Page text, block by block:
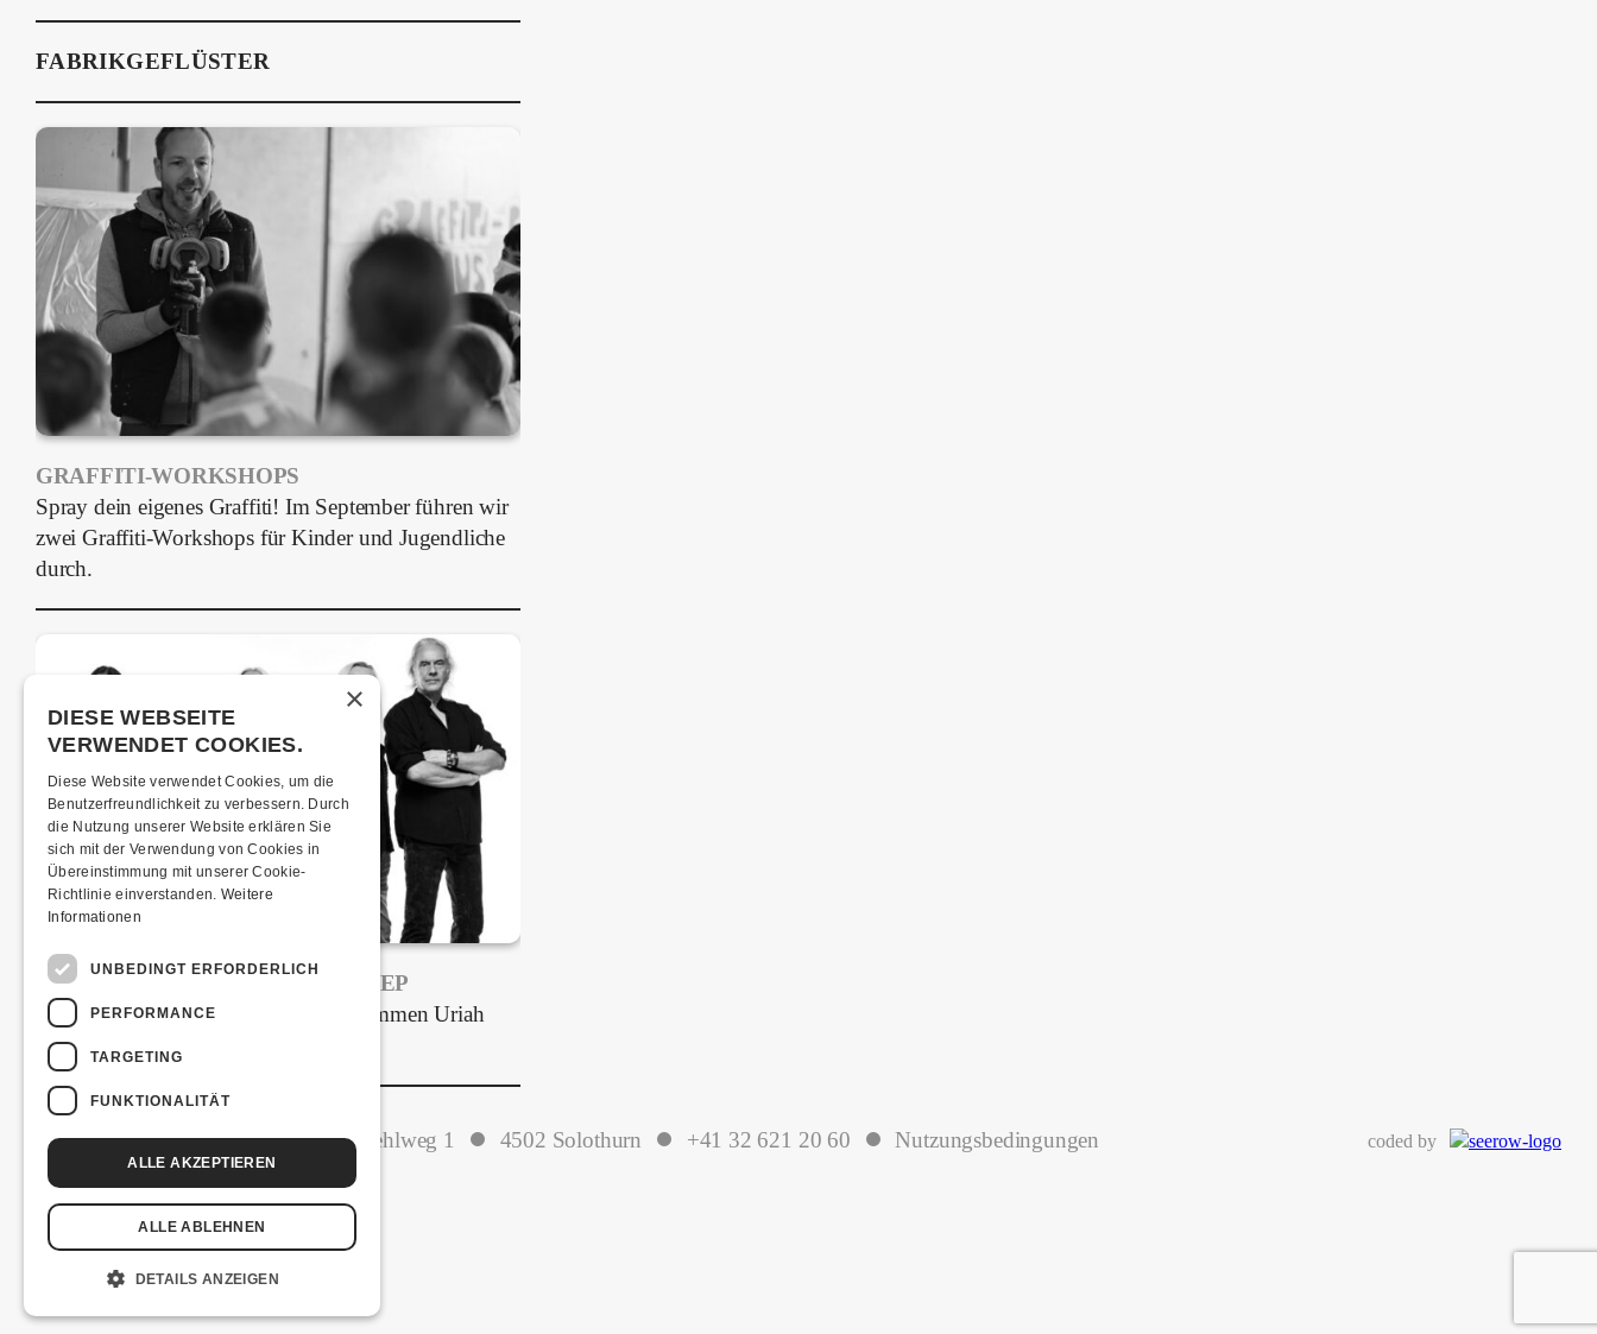
FABRIKGEFLÜSTER
GRAFFITI-WORKSHOPS
Spray dein eigenes Graffiti! Im September führen wir
zwei Graffiti-Workshops für Kinder und Jugendliche
durch.
FRISCH BESTÄTIGT: URIAH HEEP
Am Sonntag, 15. November 2026 kommen Uriah
Heep in die Kulturfabrik Kofmehl!
Kulturfabrik Kofmehl Kofmehlweg 1 4502 Solothurn +41 32 621 20 60 Nutzungsbedingungen coded by
×
DIESE WEBSEITE
VERWENDET COOKIES.
Diese Website verwendet Cookies, um die
Benutzerfreundlichkeit zu verbessern. Durch
die Nutzung unserer Website erklären Sie
sich mit der Verwendung von Cookies in
Übereinstimmung mit unserer Cookie-
Richtlinie einverstanden. Weitere
Informationen
UNBEDINGT ERFORDERLICH
PERFORMANCE
TARGETING
FUNKTIONALITÄT
ALLE AKZEPTIEREN
ALLE ABLEHNEN
DETAILS ANZEIGEN